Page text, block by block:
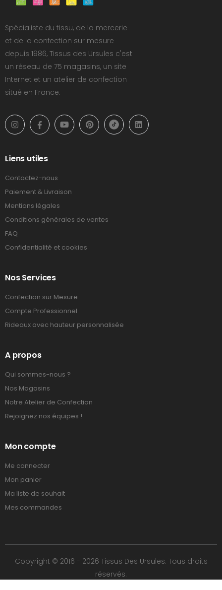
Spécialiste du tissu, de la mercerie
et de la confection sur mesure
depuis 1986, Tissus des Ursules c'est
un réseau de 75 magasins, un site
Internet et un atelier de confection
situé en France.
Liens utiles
Contactez-nous
Paiement & Livraison
Mentions légales
Conditions générales de ventes
FAQ
Confidentialité et cookies
Nos Services
Confection sur Mesure
Compte Professionnel
Rideaux avec hauteur personnalisée
A propos
Qui sommes-nous ?
Nos Magasins
Notre Atelier de Confection
Rejoignez nos équipes !
Mon compte
Me connecter
Mon panier
Ma liste de souhait
Mes commandes
Copyright © 2016 - 2026 Tissus Des Ursules. Tous droits
réservés.